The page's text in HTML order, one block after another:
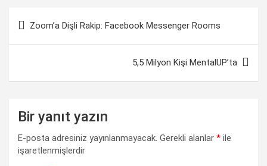
e
b
o
t
s
p
k
e
I
e
g
a
y
L
i
n
r
e
Yazı
gezinmesi
Zoom’a Dişli Rakip: Facebook Messenger Rooms
5,5 Milyon Kişi MentalUP’ta
Bir yanıt yazın
E-posta adresiniz yayınlanmayacak. Gerekli alanlar * ile
işaretlenmişlerdir